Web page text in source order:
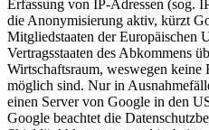
Erfassung von IP-Adressen (sog.
die Anonymisierung aktiv, kürzt
Mitgliedstaaten der Europäischen
Vertragsstaaten des Abkommens
Wirtschaftsraum, weswegen keine
möglich sind. Nur in
einen Server von Google in den
Google beachtet die